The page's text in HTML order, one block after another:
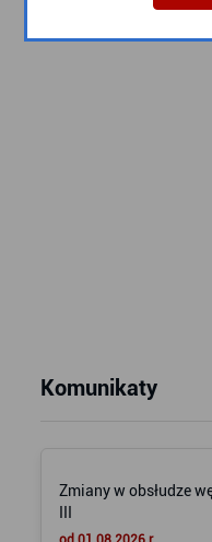
Komunikaty
Zmiany w obsłudze